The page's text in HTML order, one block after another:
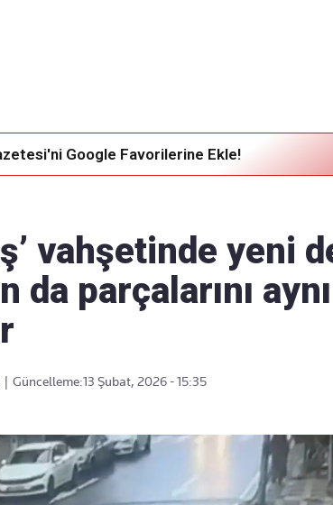
Google Favorilerine Ekle!
vahşetinde yeni
da parçalarını
Güncelleme:13 Şubat, 2026 - 15:35